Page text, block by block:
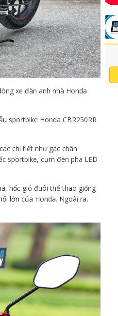
xe đàn anh nhà Honda
sportbike Honda CBR250RR
chi tiết như gác chân
sportbike, cụm đèn pha LED
hốc gió đuôi thể thao giống
lớn của Honda. Ngoài ra,